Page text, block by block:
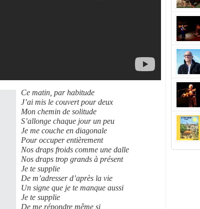
Ce matin, par habitude
J’ai mis le couvert pour deux
Mon chemin de solitude
S’allonge chaque jour un peu
Je me couche en diagonale
Pour occuper entièrement
Nos draps froids comme une dalle
Nos draps trop grands à présent
Je te supplie
De m’adresser d’après la vie
Un signe que je te manque aussi
Je te supplie
De me répondre même si